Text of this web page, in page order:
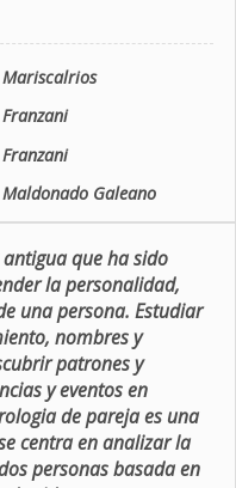
Galeano
que ha sido
la personalidad,
una persona. Estudiar
nombres y
patrones y
y eventos en
de pareja es una
centra en analizar la
personas basada en